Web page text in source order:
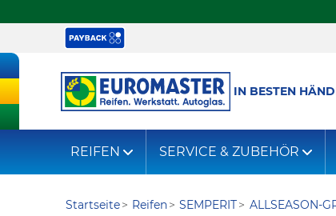
IN BESTEN
REIFEN SERVICE & ZUBEHÖR
Startseite Reifen SEMPERIT ALLSEASON-